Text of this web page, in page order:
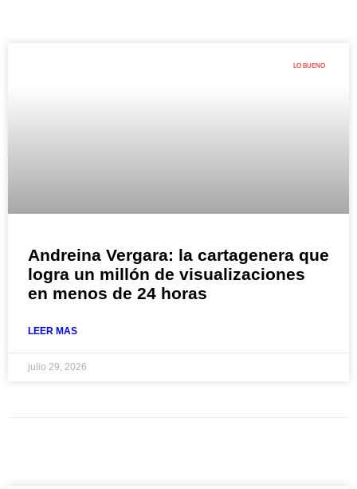
LO BUENO
Andreina Vergara: la cartagenera que
logra un millón de visualizaciones
en menos de 24 horas
LEER MAS
julio 29, 2026